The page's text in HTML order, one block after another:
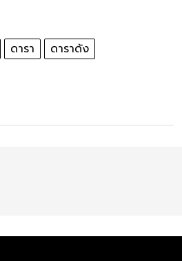
ดารา
ดาราดัง